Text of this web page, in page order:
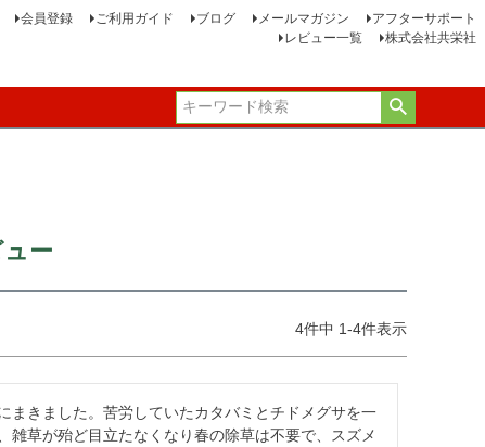
会員登録 ご利用ガイド ブログ メールマガジン
アフターサポート
レビュー一覧
株式会社共栄社
ー
4件中 1-4件表示
まきました。苦労していたカタバミとチドメグサを一
雑草が殆ど目立たなくなり春の除草は不要で、スズメ